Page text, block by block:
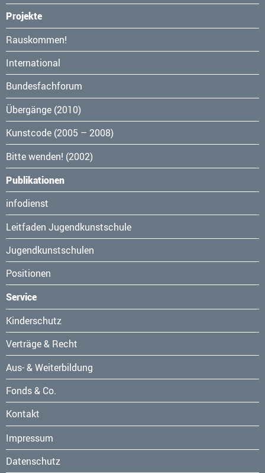
Projekte
Navigation
überspringen
Rauskommen!
International
Bundesfachforum
Übergänge (2010)
Kunstcode (2005 – 2008)
Bitte wenden! (2002)
Publikationen
Navigation
überspringen
infodienst
Leitfaden Jugendkunstschule
Jugendkunstschulen
Positionen
Service
Navigation
überspringen
Kinderschutz
Verträge & Recht
Aus- & Weiterbildung
Fonds & Co.
Kontakt
Navigation
überspringen
Impressum
Datenschutz